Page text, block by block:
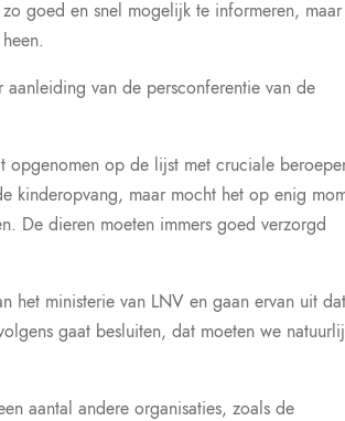
goed en snel mogelijk te informeren, maar
van de persconferentie van de
op de lijst met cruciale
kinderopvang, maar mocht het op enig
De dieren moeten immers goed verzorgd
het ministerie van LNV en gaan ervan uit dat
gaat besluiten, dat moeten we
aantal andere organisaties, zoals de